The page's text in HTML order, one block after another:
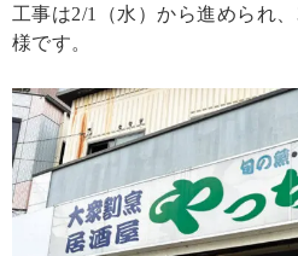
工事は2/1（水）から進められ
様です。